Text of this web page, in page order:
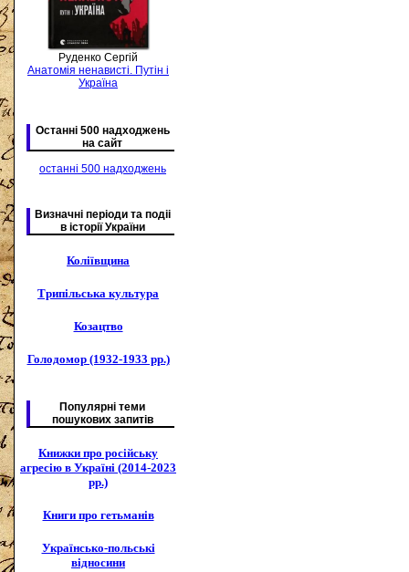
Руденко Сергій
Анатомія ненависті. Путін і
Україна
Останні 500 надходжень
на сайт
останні 500 надходжень
Визначні періоди та подіі
в історії України
Коліївщина
Трипільська культура
Козацтво
Голодомор (1932-1933 рр.)
Популярні теми
пошукових запитів
Книжки про російську
агресію в Україні (2014-2023
рр.)
Книги про гетьманів
Українсько-польські
відносини